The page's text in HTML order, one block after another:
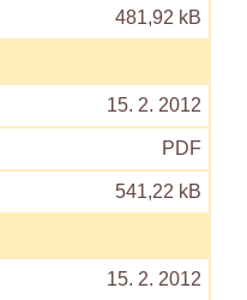
481,92 kB
15. 2. 2012
PDF
541,22 kB
15. 2. 2012